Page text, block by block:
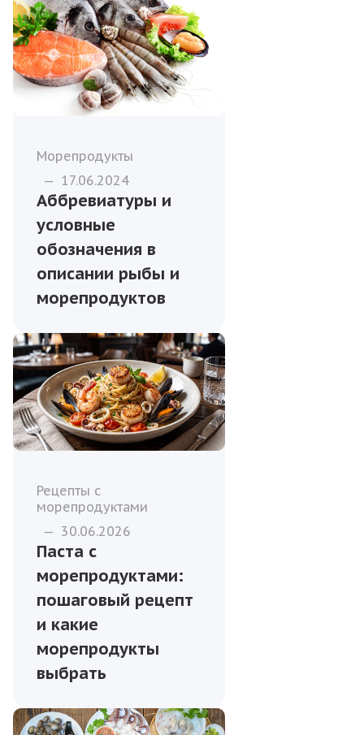
Морепродукты
— 17.06.2024
Аббревиатуры и
условные
обозначения в
описании рыбы и
морепродуктов
Рецепты с
морепродуктами
— 30.06.2026
Паста с
морепродуктами:
пошаговый рецепт
и какие
морепродукты
выбрать